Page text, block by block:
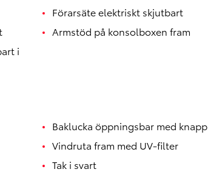
i
Förarsäte elektriskt skjutbart
Armstöd på konsolboxen fram
Baklucka öppningsbar med knapp
Vindruta fram med UV-filter
Tak i svart